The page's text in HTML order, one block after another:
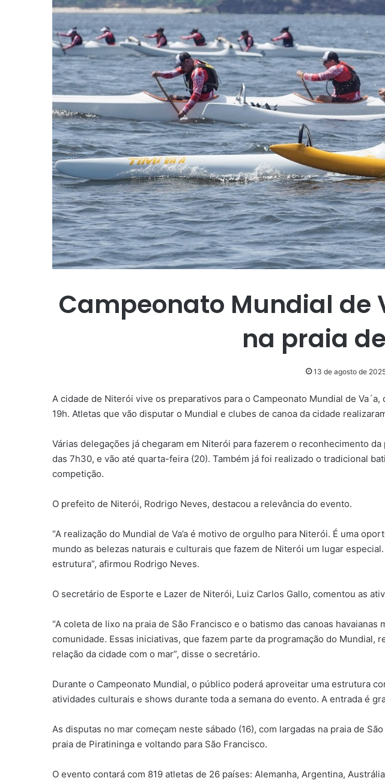
Campeonato Mundial de
na praia
13 de agosto de
A cidade de Niterói vive os preparativos para o Campeonato Mundial de
19h. Atletas que vão disputar o Mundial e clubes de canoa da cidade
Várias delegações já chegaram em Niterói para fazerem o reconhecimento
das 7h30, e vão até quarta-feira (20). Também já foi realizado o tradicional
competição.
O prefeito de Niterói, Rodrigo Neves, destacou a relevância do evento.
“A realização do Mundial de Va’a é motivo de orgulho para Niterói. É uma
mundo as belezas naturais e culturais que fazem de Niterói um lugar
estrutura”, afirmou Rodrigo Neves.
O secretário de Esporte e Lazer de Niterói, Luiz Carlos Gallo, comentou as
“A coleta de lixo na praia de São Francisco e o batismo das canoas
comunidade. Essas iniciativas, que fazem parte da programação do Mundial,
relação da cidade com o mar”, disse o secretário.
Durante o Campeonato Mundial, o público poderá aproveitar uma estrutura
atividades culturais e shows durante toda a semana do evento. A entrada é
As disputas no mar começam neste sábado (16), com largadas na praia de
praia de Piratininga e voltando para São Francisco.
O evento contará com 819 atletas de 26 países: Alemanha, Argentina,